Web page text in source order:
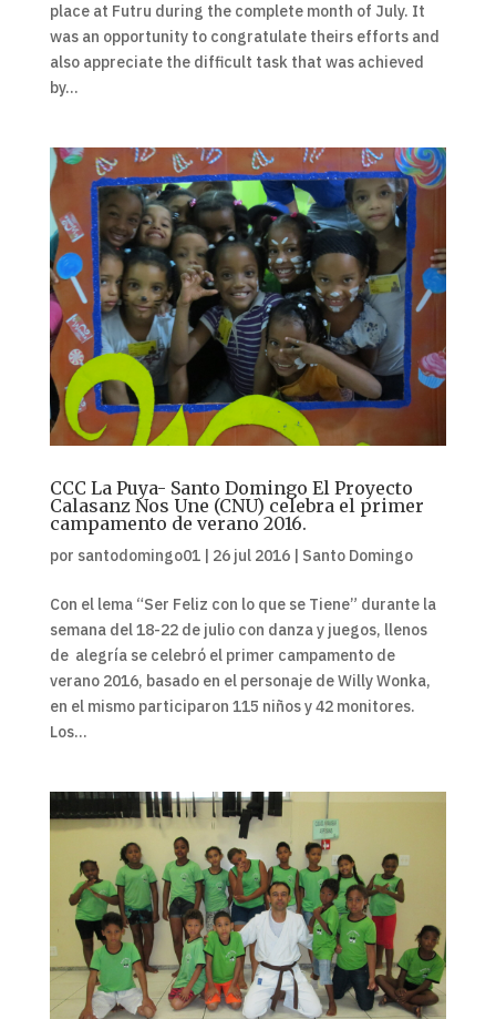
place at Futru during the complete month of July. It
was an opportunity to congratulate theirs efforts and
also appreciate the difficult task that was achieved
by...
CCC La Puya- Santo Domingo El Proyecto
Calasanz Nos Une (CNU) celebra el primer
campamento de verano 2016.
por santodomingo01| 26 jul 2016| Santo Domingo
Con el lema “Ser Feliz con lo que se Tiene” durante la
semana del 18-22 de julio con danza y juegos, llenos
de alegría se celebró el primer campamento de
verano 2016, basado en el personaje de Willy Wonka,
en el mismo participaron 115 niños y 42 monitores.
Los...